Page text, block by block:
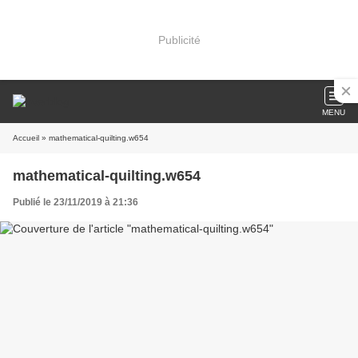
Publicité
MENU
Accueil » mathematical-quilting.w654
mathematical-quilting.w654
Publié le 23/11/2019 à 21:36